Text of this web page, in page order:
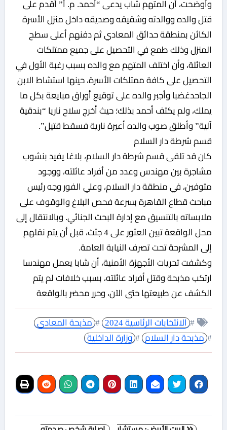
وأوضحت، أن المتهم شاب يدعى “أحمد. م. أ” أقدم على
قتل والده ووالدته وشقيقه وصديقه داخل منزل الأسرة
الكائن بمنطقة حدائق المعادي ثم دفنهم أعلى سطح
المنزل وذلك طمع في التحصيل على جميع ممتلكات
العائلة، وأن اختلف المتهم مع والده بسبب رغبة الأول في
التحصيل على كافة ممتلكات الأسرة، حينها استشاط الابن
الجاحدغضبا وأجبر والده على توقيع أوراق مبايعة بكل ما
يملك، ولم يكتف أحمد بذلك؛ حيث أخرج سلاح ناريا “بندقية
آلية” وأطلق صوب والده أعيرة نارية فسقط قتيل”.
قسم شرطة دار السلام
كان قد تلقى قسم شرطة دار السلام، بلاغا يفيد بنشوب
مشاجرة بين مهندس وعدد من أفراد عائلته، ووجود
متوفين، في منطقة دار السلام، وعلي الفور وجه رئيس
مباحث قطاع القاهرة بسرعة فحص البلاغ والوقوف على
ملابساته بالتنسيق مع إدارة البحث الجنائي. وبالانتقال إلى
محل الواقعة تبين العثور على 4 جثث، قبل أن يتم نقلهم
إلى المشرحة تحت تصرف النيابة العامة.
وكشفت تحريات الأجهزة الأمنية، أن شابا يعمل مهندسا
ارتكب مذبحة وقتل أفراد عائلته، بسبب خلافات لم يتم
الكشف عن طبيعتها حتى الآن، وحرر محضر بالواقعة
# الانتخابات الرئاسية 2024 # مذبحة المعادي
# مذبحة دار السلام # وزارة الداخلية
تصفّح